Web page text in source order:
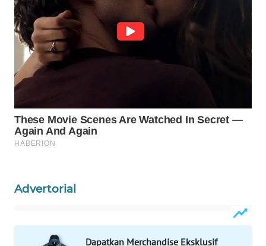
Advertorial
Dapatkan Merchandise Eksklusif
Wahana
Media
Group
WAHANA
NEWS
TANI
WAHANA
WAHANA
KONSUMEN